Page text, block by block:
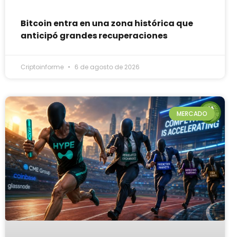
Bitcoin entra en una zona histórica que
anticipó grandes recuperaciones
Criptoinforme 6 de agosto de 2026
MERCADO